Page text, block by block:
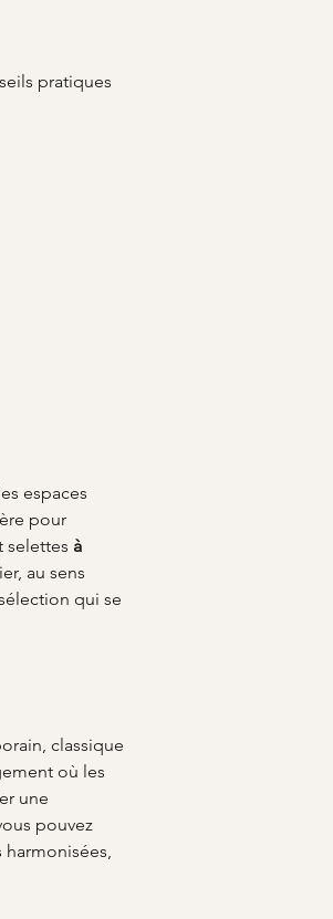
pratiques
espaces
pour
selettes à
au sens
qui se
classique
où les
une
pouvez